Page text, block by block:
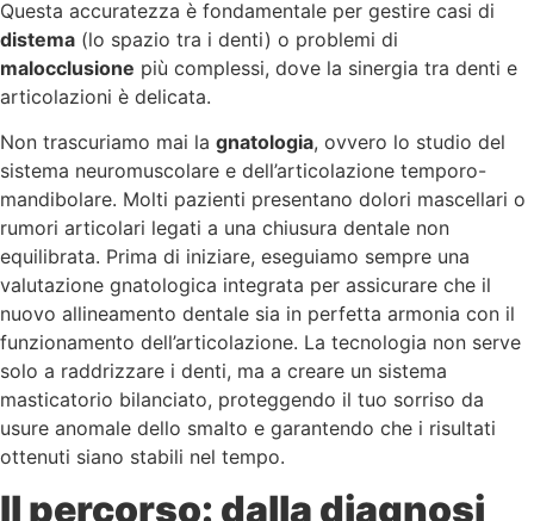
Questa accuratezza è fondamentale per gestire casi di
distema (lo spazio tra i denti) o problemi di
malocclusione più complessi, dove la sinergia tra denti e
articolazioni è delicata.
Non trascuriamo mai la gnatologia, ovvero lo studio del
sistema neuromuscolare e dell’articolazione temporo-
mandibolare. Molti pazienti presentano dolori mascellari o
rumori articolari legati a una chiusura dentale non
equilibrata. Prima di iniziare, eseguiamo sempre una
valutazione gnatologica integrata per assicurare che il
nuovo allineamento dentale sia in perfetta armonia con il
funzionamento dell’articolazione. La tecnologia non serve
solo a raddrizzare i denti, ma a creare un sistema
masticatorio bilanciato, proteggendo il tuo sorriso da
usure anomale dello smalto e garantendo che i risultati
ottenuti siano stabili nel tempo.
Il percorso: dalla diagnosi